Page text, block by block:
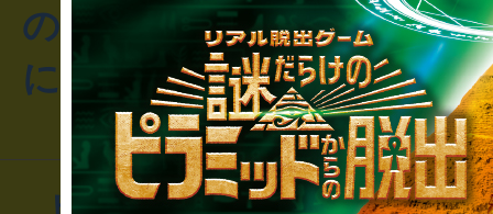
のお客様からのご質問や
にお問い合わせください